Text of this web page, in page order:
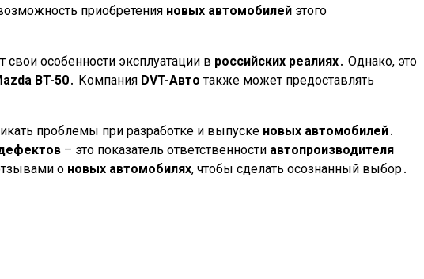
приобретения новых автомобилей этого
особенности эксплуатации в российских реалиях․ Однако, это
BT-50․ Компания DVT-Авто также может предоставлять
проблемы при разработке и выпуске новых автомобилей․
– это показатель ответственности автопроизводителя
о новых автомобилях, чтобы сделать осознанный выбор․